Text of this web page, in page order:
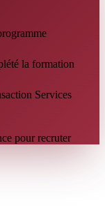
la formation
Services
pour recruter